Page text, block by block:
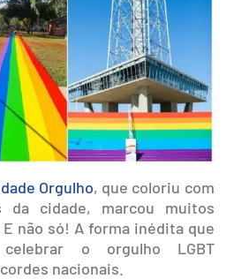
Orgulho, que coloriu com
da cidade, marcou muitos
não só! A forma inédita que
o orgulho LGBT
nacionais.